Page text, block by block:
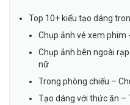
Top 10+ kiểu tạo dáng
Chụp ảnh vé xem phim
Chụp ảnh bên ngoài
nữ
Trong phòng chiếu –
Tạo dáng với thức ăn –